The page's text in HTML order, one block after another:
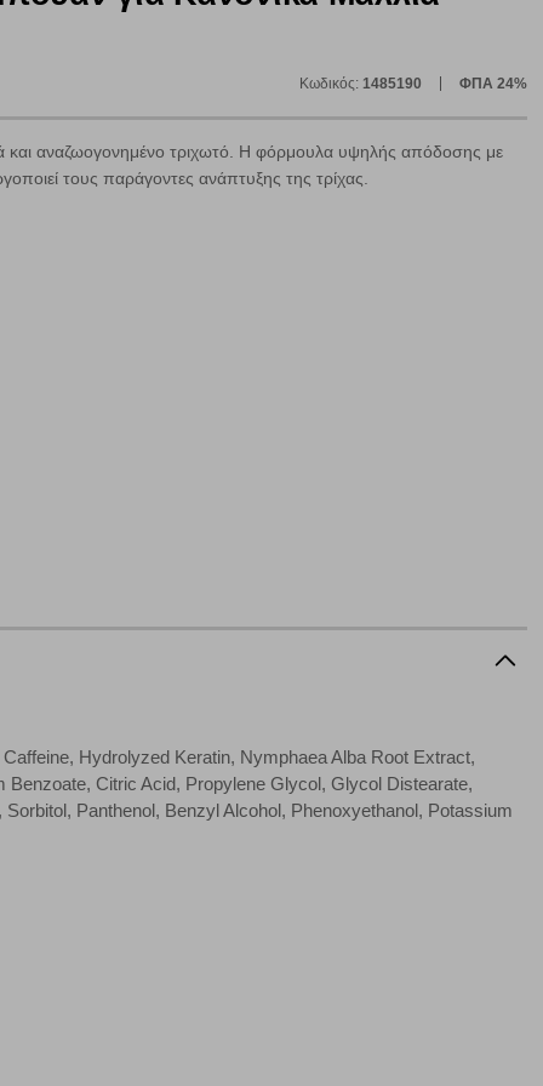
Κωδικός: 1485190 ΦΠΑ 24%
και αναζωογονημένο τριχωτό. Η φόρμουλα υψηλής απόδοσης με
τους παράγοντες ανάπτυξης της τρίχας.
Hydrolyzed Keratin, Nymphaea Alba Root Extract,
Citric Acid, Propylene Glycol, Glycol Distearate,
Panthenol, Benzyl Alcohol, Phenoxyethanol, Potassium
όσον το επιλέξετε, απομνημονεύοντας τις προτιμήσεις
να επιλέξετε τις λοιπές κατηγορίες κάνοντας κλικ στο
μπορεί να επηρεάσει την εμπειρία της περιήγησής
ορισθούν από εμάς ή /και από τρίτους παρόχους, των
ενδέχεται να μην λειτουργούν σωστά.
μπορεί να χρησιμοποιηθούν από τους ανωτέρω
μας σε διαφορετικούς ιστότοπους.
να βελτιώσουμε την απόδοσή του. Μας βοηθούν
του. Οι πληροφορίες που συλλέγονται από αυτά
πότε έχετε επισκεφθεί την τοποθεσία μας.
να ρυθμίσετε το πρόγραμμα περιήγησής σας ώστε να
λειτουργούν.